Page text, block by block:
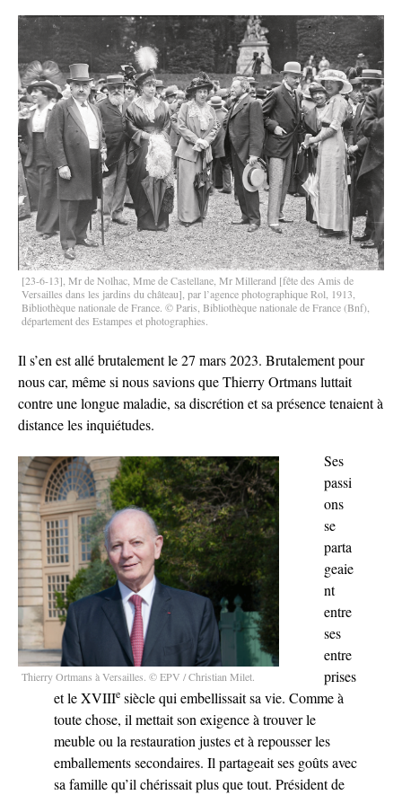
[23-6-13], Mr de Nolhac, Mme de Castellane, Mr Millerand [fête des Amis de
Versailles dans les jardins du château], par l’agence photographique Rol, 1913,
Bibliothèque nationale de France. © Paris, Bibliothèque nationale de France (Bnf),
département des Estampes et photographies.
Il s’en est allé brutalement le 27 mars 2023. Brutalement pour
nous car, même si nous savions que Thierry Ortmans luttait
contre une longue maladie, sa discrétion et sa présence tenaient à
distance les inquiétudes.
Thierry Ortmans à Versailles. © EPV / Christian Milet.
Ses
passi
ons
se
parta
geaie
nt
entre
ses
entre
prises
et le XVIIIe siècle qui embellissait sa vie. Comme à
toute chose, il mettait son exigence à trouver le
meuble ou la restauration justes et à repousser les
emballements secondaires. Il partageait ses goûts avec
sa famille qu’il chérissait plus que tout. Président de